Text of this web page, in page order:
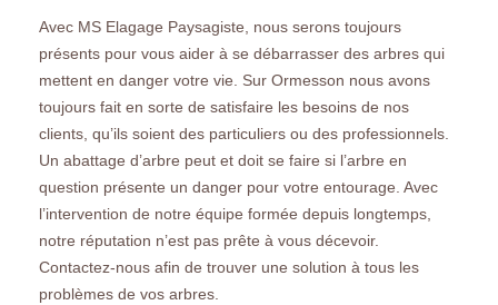
Avec MS Elagage Paysagiste, nous serons toujours
présents pour vous aider à se débarrasser des arbres qui
mettent en danger votre vie. Sur Ormesson nous avons
toujours fait en sorte de satisfaire les besoins de nos
clients, qu’ils soient des particuliers ou des professionnels.
Un abattage d’arbre peut et doit se faire si l’arbre en
question présente un danger pour votre entourage. Avec
l’intervention de notre équipe formée depuis longtemps,
notre réputation n’est pas prête à vous décevoir.
Contactez-nous afin de trouver une solution à tous les
problèmes de vos arbres.